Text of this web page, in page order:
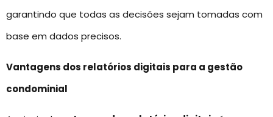
garantindo que todas as decisões sejam tomadas com
base em dados precisos.
Vantagens dos relatórios digitais para a gestão
condominial